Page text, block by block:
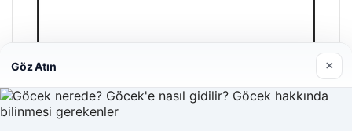
Trend Yapı Akustik
18/04/2026
Göz Atın ×